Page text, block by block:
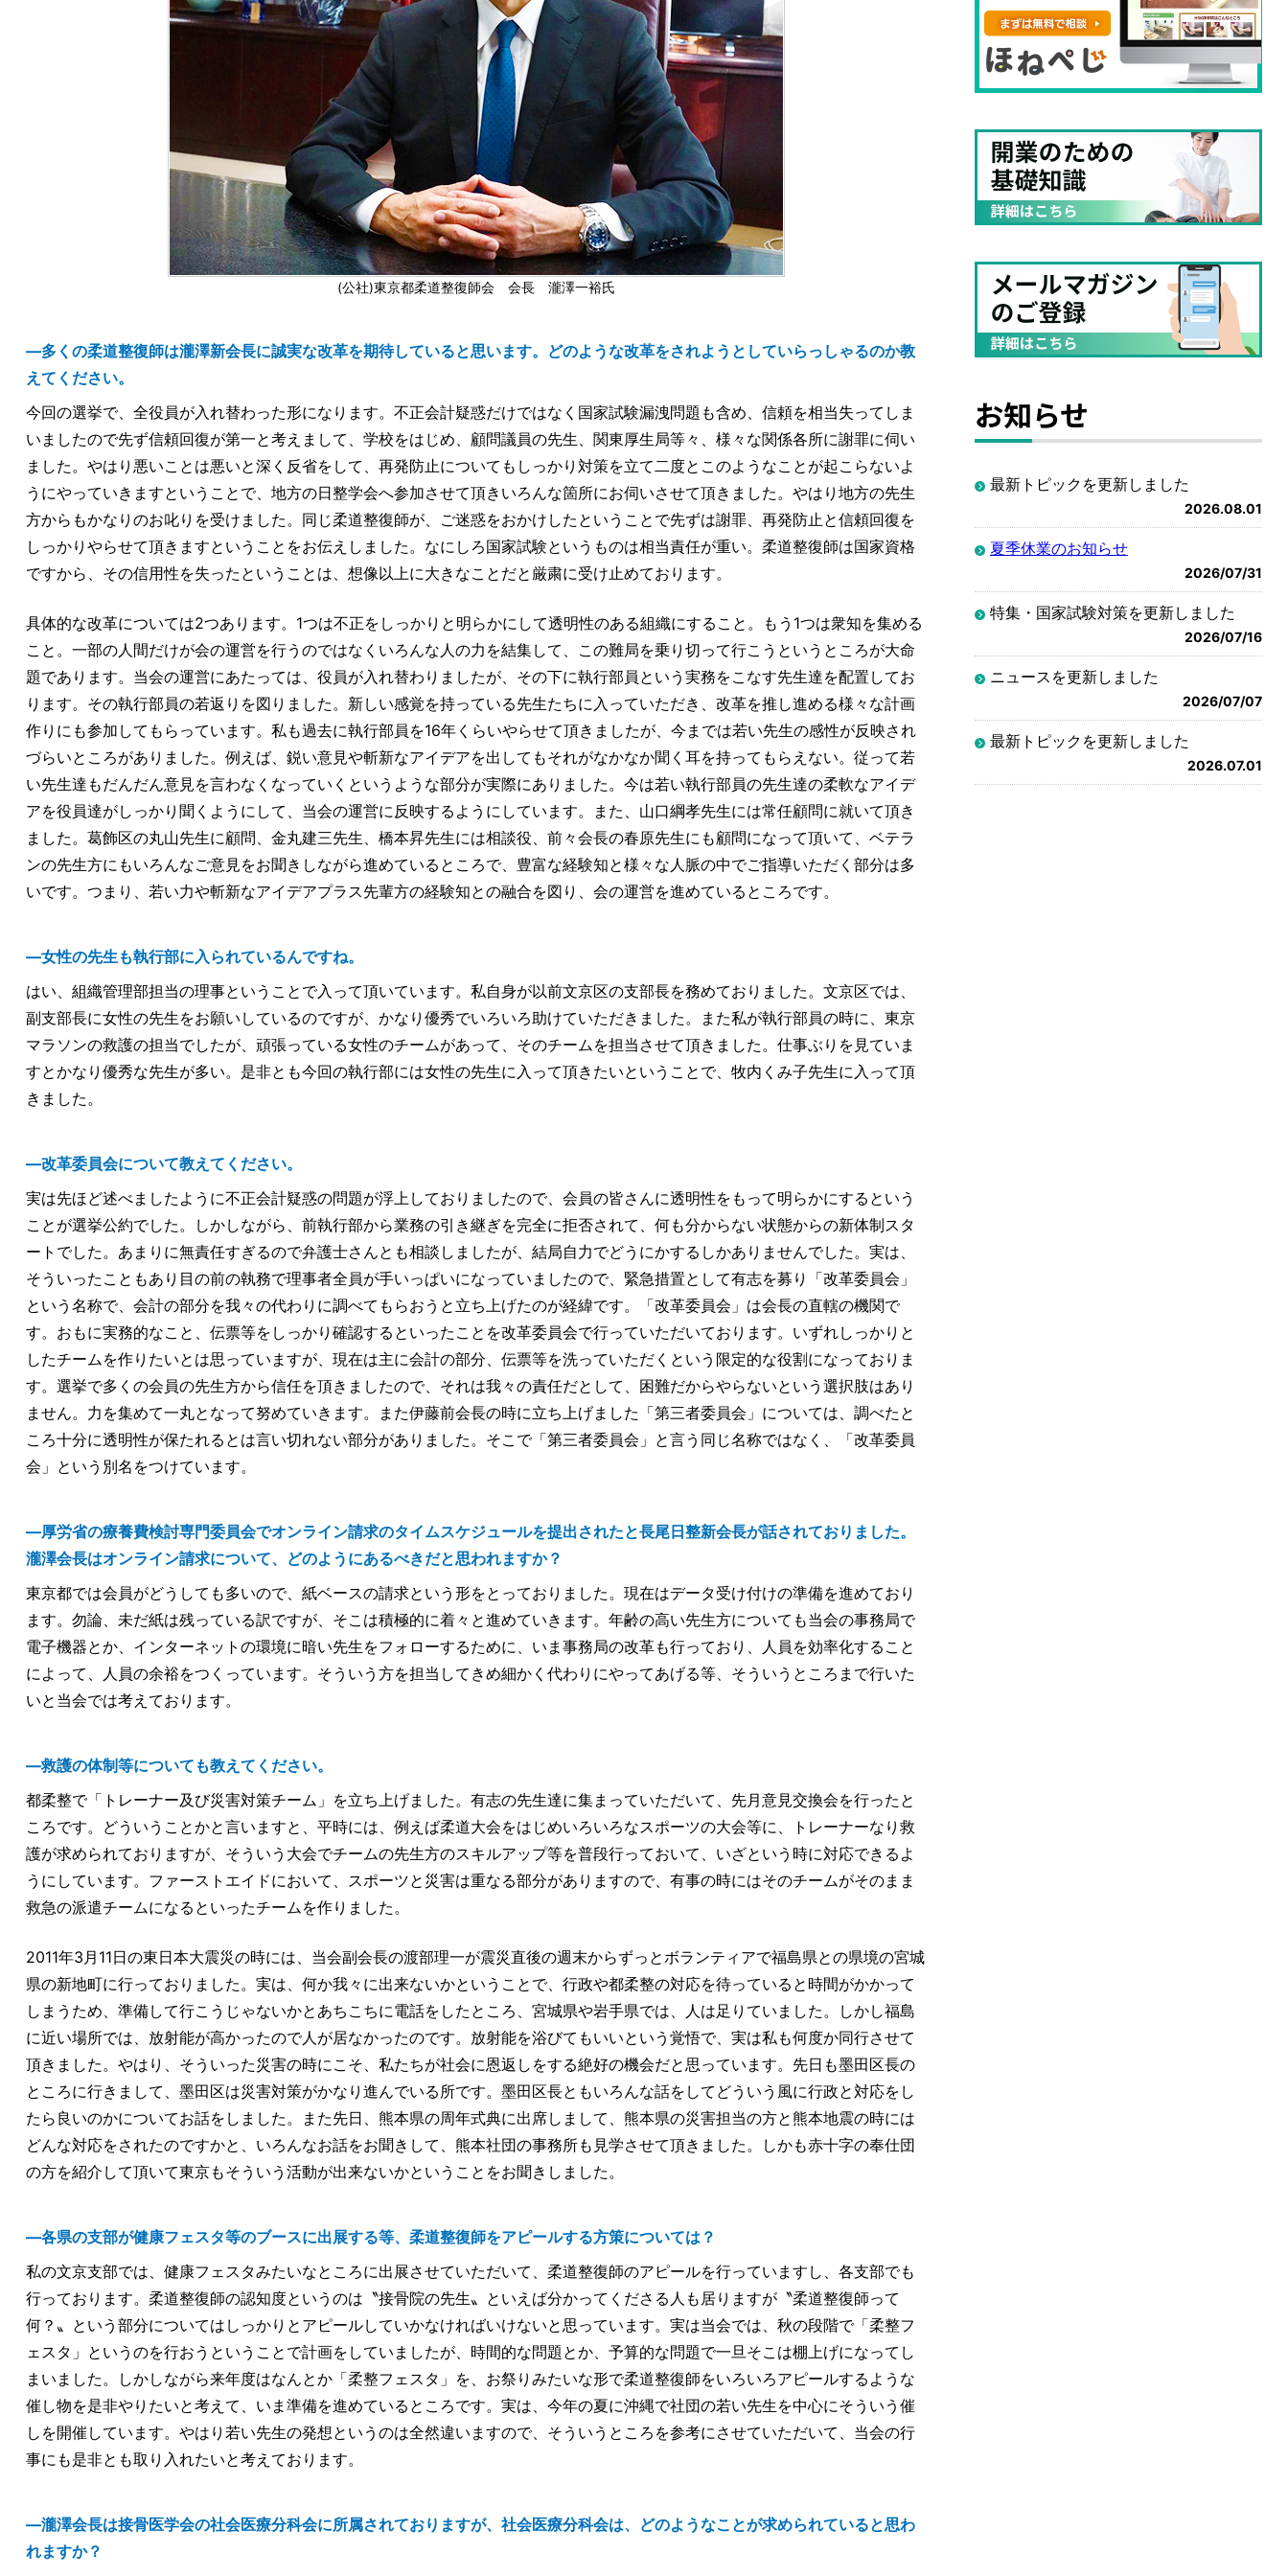
(公社)東京都柔道整復師会 会長 瀧澤一裕氏
―多くの柔道整復師は瀧澤新会長に誠実な改革を期待していると思います。どのような改革をされようとしていらっしゃるのか教
えてください。
今回の選挙で、全役員が入れ替わった形になります。不正会計疑惑だけではなく国家試験漏洩問題も含め、信頼を相当失ってしま
いましたので先ず信頼回復が第一と考えまして、学校をはじめ、顧問議員の先生、関東厚生局等々、様々な関係各所に謝罪に伺い
ました。やはり悪いことは悪いと深く反省をして、再発防止についてもしっかり対策を立て二度とこのようなことが起こらないよ
うにやっていきますということで、地方の日整学会へ参加させて頂きいろんな箇所にお伺いさせて頂きました。やはり地方の先生
方からもかなりのお叱りを受けました。同じ柔道整復師が、ご迷惑をおかけしたということで先ずは謝罪、再発防止と信頼回復を
しっかりやらせて頂きますということをお伝えしました。なにしろ国家試験というものは相当責任が重い。柔道整復師は国家資格
ですから、その信用性を失ったということは、想像以上に大きなことだと厳粛に受け止めております。
具体的な改革については2つあります。1つは不正をしっかりと明らかにして透明性のある組織にすること。もう1つは衆知を集める
こと。一部の人間だけが会の運営を行うのではなくいろんな人の力を結集して、この難局を乗り切って行こうというところが大命
題であります。当会の運営にあたっては、役員が入れ替わりましたが、その下に執行部員という実務をこなす先生達を配置してお
ります。その執行部員の若返りを図りました。新しい感覚を持っている先生たちに入っていただき、改革を推し進める様々な計画
作りにも参加してもらっています。私も過去に執行部員を16年くらいやらせて頂きましたが、今までは若い先生の感性が反映され
づらいところがありました。例えば、鋭い意見や斬新なアイデアを出してもそれがなかなか聞く耳を持ってもらえない。従って若
い先生達もだんだん意見を言わなくなっていくというような部分が実際にありました。今は若い執行部員の先生達の柔軟なアイデ
アを役員達がしっかり聞くようにして、当会の運営に反映するようにしています。また、山口綱孝先生には常任顧問に就いて頂き
ました。葛飾区の丸山先生に顧問、金丸建三先生、橋本昇先生には相談役、前々会長の春原先生にも顧問になって頂いて、ベテラ
ンの先生方にもいろんなご意見をお聞きしながら進めているところで、豊富な経験知と様々な人脈の中でご指導いただく部分は多
いです。つまり、若い力や斬新なアイデアプラス先輩方の経験知との融合を図り、会の運営を進めているところです。
―女性の先生も執行部に入られているんですね。
はい、組織管理部担当の理事ということで入って頂いています。私自身が以前文京区の支部長を務めておりました。文京区では、
副支部長に女性の先生をお願いしているのですが、かなり優秀でいろいろ助けていただきました。また私が執行部員の時に、東京
マラソンの救護の担当でしたが、頑張っている女性のチームがあって、そのチームを担当させて頂きました。仕事ぶりを見ていま
すとかなり優秀な先生が多い。是非とも今回の執行部には女性の先生に入って頂きたいということで、牧内くみ子先生に入って頂
きました。
―改革委員会について教えてください。
実は先ほど述べましたように不正会計疑惑の問題が浮上しておりましたので、会員の皆さんに透明性をもって明らかにするという
ことが選挙公約でした。しかしながら、前執行部から業務の引き継ぎを完全に拒否されて、何も分からない状態からの新体制スタ
ートでした。あまりに無責任すぎるので弁護士さんとも相談しましたが、結局自力でどうにかするしかありませんでした。実は、
そういったこともあり目の前の執務で理事者全員が手いっぱいになっていましたので、緊急措置として有志を募り「改革委員会」
という名称で、会計の部分を我々の代わりに調べてもらおうと立ち上げたのが経緯です。「改革委員会」は会長の直轄の機関で
す。おもに実務的なこと、伝票等をしっかり確認するといったことを改革委員会で行っていただいております。いずれしっかりと
したチームを作りたいとは思っていますが、現在は主に会計の部分、伝票等を洗っていただくという限定的な役割になっておりま
す。選挙で多くの会員の先生方から信任を頂きましたので、それは我々の責任だとして、困難だからやらないという選択肢はあり
ません。力を集めて一丸となって努めていきます。また伊藤前会長の時に立ち上げました「第三者委員会」については、調べたと
ころ十分に透明性が保たれるとは言い切れない部分がありました。そこで「第三者委員会」と言う同じ名称ではなく、「改革委員
会」という別名をつけています。
―厚労省の療養費検討専門委員会でオンライン請求のタイムスケジュールを提出されたと長尾日整新会長が話されておりました。
瀧澤会長はオンライン請求について、どのようにあるべきだと思われますか？
東京都では会員がどうしても多いので、紙ベースの請求という形をとっておりました。現在はデータ受け付けの準備を進めており
ます。勿論、未だ紙は残っている訳ですが、そこは積極的に着々と進めていきます。年齢の高い先生方についても当会の事務局で
電子機器とか、インターネットの環境に暗い先生をフォローするために、いま事務局の改革も行っており、人員を効率化すること
によって、人員の余裕をつくっています。そういう方を担当してきめ細かく代わりにやってあげる等、そういうところまで行いた
いと当会では考えております。
―救護の体制等についても教えてください。
都柔整で「トレーナー及び災害対策チーム」を立ち上げました。有志の先生達に集まっていただいて、先月意見交換会を行ったと
ころです。どういうことかと言いますと、平時には、例えば柔道大会をはじめいろいろなスポーツの大会等に、トレーナーなり救
護が求められておりますが、そういう大会でチームの先生方のスキルアップ等を普段行っておいて、いざという時に対応できるよ
うにしています。ファーストエイドにおいて、スポーツと災害は重なる部分がありますので、有事の時にはそのチームがそのまま
救急の派遣チームになるといったチームを作りました。
2011年3月11日の東日本大震災の時には、当会副会長の渡部理一が震災直後の週末からずっとボランティアで福島県との県境の宮城
県の新地町に行っておりました。実は、何か我々に出来ないかということで、行政や都柔整の対応を待っていると時間がかかって
しまうため、準備して行こうじゃないかとあちこちに電話をしたところ、宮城県や岩手県では、人は足りていました。しかし福島
に近い場所では、放射能が高かったので人が居なかったのです。放射能を浴びてもいいという覚悟で、実は私も何度か同行させて
頂きました。やはり、そういった災害の時にこそ、私たちが社会に恩返しをする絶好の機会だと思っています。先日も墨田区長の
ところに行きまして、墨田区は災害対策がかなり進んでいる所です。墨田区長ともいろんな話をしてどういう風に行政と対応をし
たら良いのかについてお話をしました。また先日、熊本県の周年式典に出席しまして、熊本県の災害担当の方と熊本地震の時には
どんな対応をされたのですかと、いろんなお話をお聞きして、熊本社団の事務所も見学させて頂きました。しかも赤十字の奉仕団
の方を紹介して頂いて東京もそういう活動が出来ないかということをお聞きしました。
―各県の支部が健康フェスタ等のブースに出展する等、柔道整復師をアピールする方策については？
私の文京支部では、健康フェスタみたいなところに出展させていただいて、柔道整復師のアピールを行っていますし、各支部でも
行っております。柔道整復師の認知度というのは〝接骨院の先生〟といえば分かってくださる人も居りますが〝柔道整復師って
何？〟という部分についてはしっかりとアピールしていかなければいけないと思っています。実は当会では、秋の段階で「柔整フ
ェスタ」というのを行おうということで計画をしていましたが、時間的な問題とか、予算的な問題で一旦そこは棚上げになってし
まいました。しかしながら来年度はなんとか「柔整フェスタ」を、お祭りみたいな形で柔道整復師をいろいろアピールするような
催し物を是非やりたいと考えて、いま準備を進めているところです。実は、今年の夏に沖縄で社団の若い先生を中心にそういう催
しを開催しています。やはり若い先生の発想というのは全然違いますので、そういうところを参考にさせていただいて、当会の行
事にも是非とも取り入れたいと考えております。
―瀧澤会長は接骨医学会の社会医療分科会に所属されておりますが、社会医療分科会は、どのようなことが求められていると思わ
れますか？
お知らせ
最新トピックを更新しました
2026.08.01
夏季休業のお知らせ
2026/07/31
特集・国家試験対策を更新しました
2026/07/16
ニュースを更新しました
2026/07/07
最新トピックを更新しました
2026.07.01